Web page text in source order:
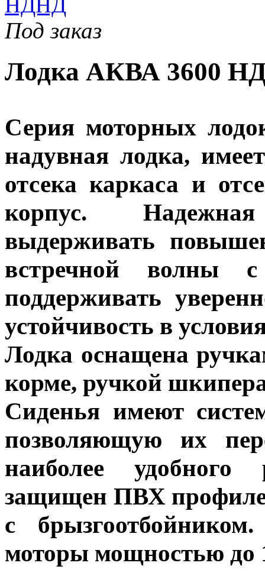
Под заказ
Лодка АКВА 3600
Серия моторных
надувная лодка,
отсека каркаса и
корпус.
выдерживать
встречной волны
поддерживать
устойчивость в
Лодка оснащена
корме, ручкой
Сиденья имеют
позволяющую их
наиболее
защищен ПВХ
с
моторы мощностью до